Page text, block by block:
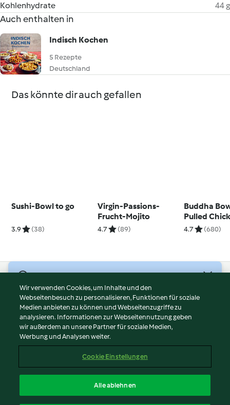
Kohlenhydrate
44 g
Auch enthalten in
Indisch Kochen
5 Rezepte
Deutschland
Das könnte dir auch gefallen
Sushi-Bowl to go
3.9 (38)
Virgin-Passions-
Frucht-Mojito
4.7 (89)
Buddha
Pulled
4.7 (680)
Nutzungsbedingungen
Datenschutzrichtlinien
Disclaimer
Impressum
Inhalt melden
Erklärung zur Barrierefreiheit
Wir verwenden Cookies, um Inhalte und den
Webseitenbesuch zu personalisieren, Funktionen für soziale
Medien anbieten zu können und Webseitenzugriffe zu
analysieren. Informationen zur Webseitennutzung geben
wir außerdem an unsere Partner für soziale Medien,
Werbung und Analysen weiter.
Cookie Einstellungen
Alle ablehnen